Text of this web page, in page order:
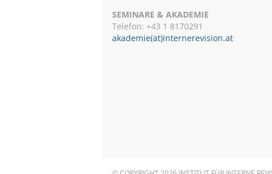
SEMINARE & AKADEMIE
Telefon: +43 1 8170291
akademie(at)internerevision.at